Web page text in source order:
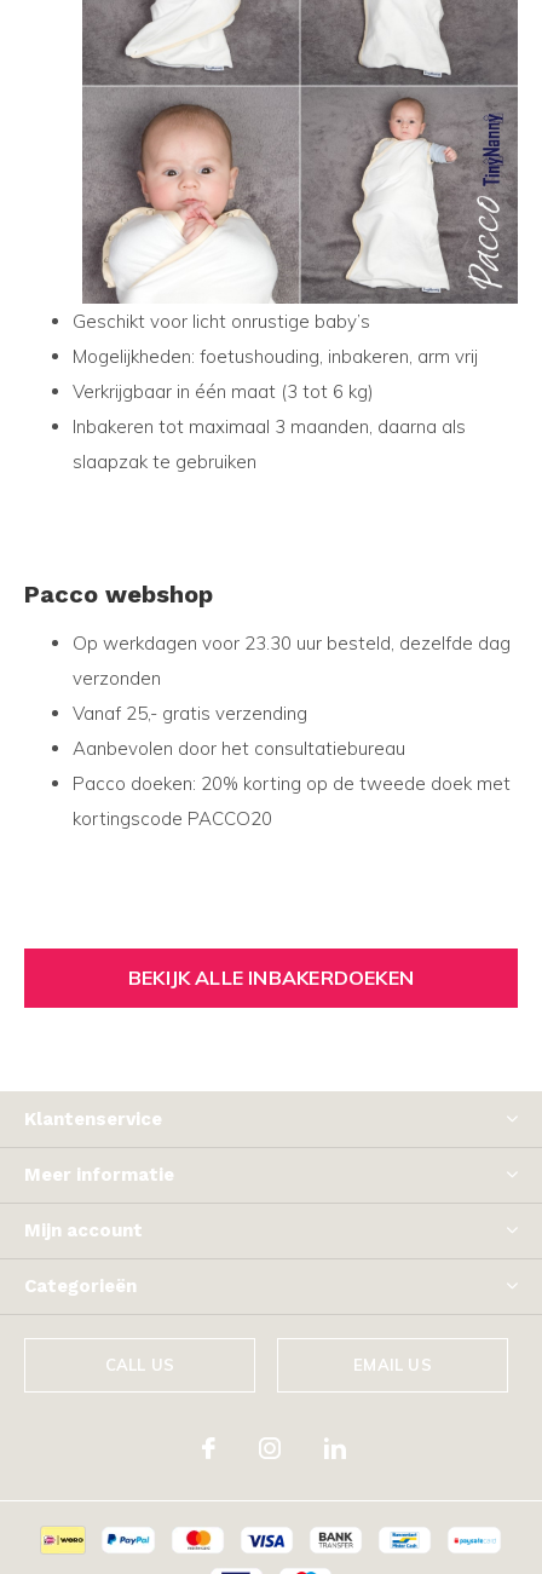
Geschikt voor licht onrustige baby’s
Mogelijkheden: foetushouding, inbakeren, arm vrij
Verkrijgbaar in één maat (3 tot 6 kg)
Inbakeren tot maximaal 3 maanden, daarna als
slaapzak te gebruiken
Pacco webshop
Op werkdagen voor 23.30 uur besteld, dezelfde dag
verzonden
Vanaf 25,- gratis verzending
Aanbevolen door het consultatiebureau
Pacco doeken: 20% korting op de tweede doek met
kortingscode PACCO20
BEKIJK ALLE INBAKERDOEKEN
Klantenservice
Meer informatie
Mijn account
Categorieën
CALL US EMAIL US